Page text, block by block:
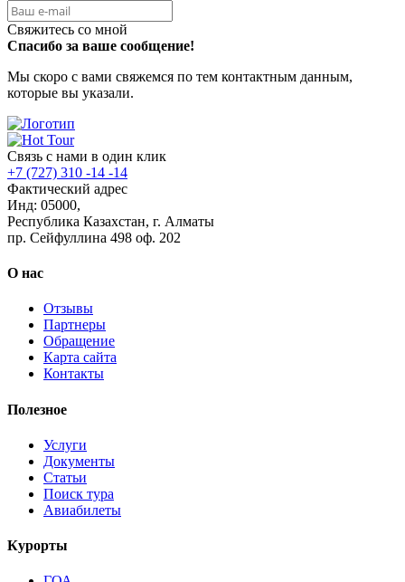
Свяжитесь со мной
Спасибо за ваше сообщение!
Мы скоро с вами свяжемся по тем контактным данным,
которые вы указали.
Связь с нами в один клик
+7 (727) 310 -14 -14
Фактический адрес
Инд: 05000,
Республика Казахстан, г. Алматы
пр. Сейфуллина 498 оф. 202
О нас
Отзывы
Партнеры
Обращение
Карта сайта
Контакты
Полезное
Услуги
Документы
Статьи
Поиск тура
Авиабилеты
Курорты